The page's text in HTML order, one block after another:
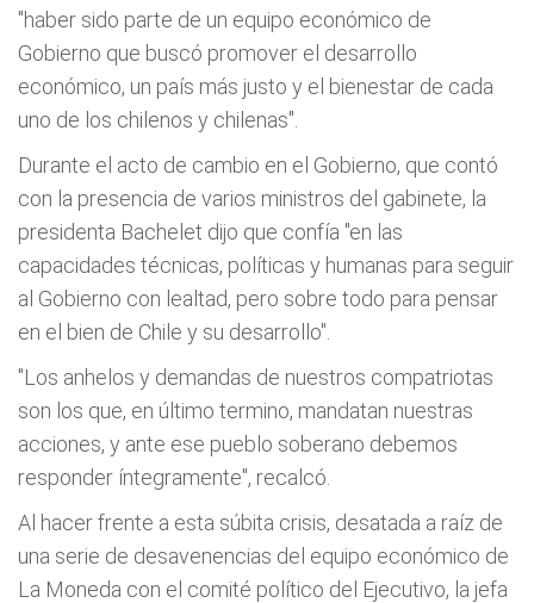
"haber sido parte de un equipo económico de
Gobierno que buscó promover el desarrollo
económico, un país más justo y el bienestar de cada
uno de los chilenos y chilenas".
Durante el acto de cambio en el Gobierno, que contó
con la presencia de varios ministros del gabinete, la
presidenta Bachelet dijo que confía "en las
capacidades técnicas, políticas y humanas para seguir
al Gobierno con lealtad, pero sobre todo para pensar
en el bien de Chile y su desarrollo".
"Los anhelos y demandas de nuestros compatriotas
son los que, en último termino, mandatan nuestras
acciones, y ante ese pueblo soberano debemos
responder íntegramente", recalcó.
Al hacer frente a esta súbita crisis, desatada a raíz de
una serie de desavenencias del equipo económico de
La Moneda con el comité político del Ejecutivo, la jefa